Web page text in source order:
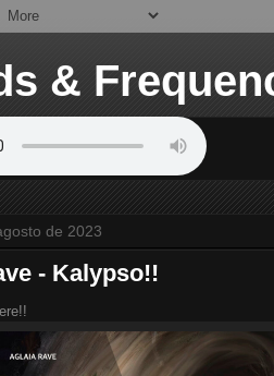
&
de 2023
- Kalypso!!